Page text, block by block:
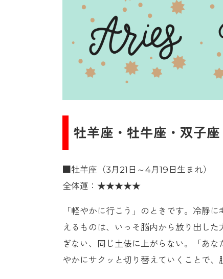
牡羊座・牡牛座・双子座
■牡羊座（3月21日～4月19日生まれ）
全体運：★★★★★
「軽やかに行こう」のときです。冷静
えるものは、いっそ脳内から放り出し
ぎない、同じ土俵に上がらない。「あ
やかにサクッと切り替えていくことで、